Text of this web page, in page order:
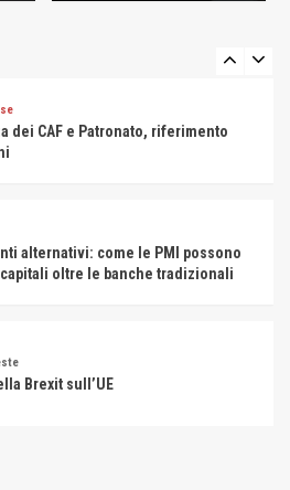
dei CAF e Patronato, riferimento
alternativi: come le PMI possono
oltre le banche tradizionali
Brexit sull’UE